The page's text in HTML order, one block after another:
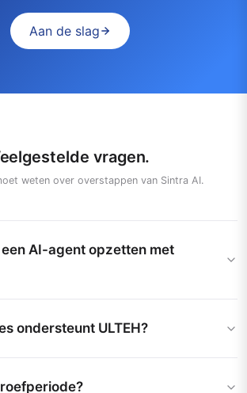
Aan de slag
vragen.
weten over overstappen van Sintra AI.
AI-agent opzetten met
ondersteunt ULTEH?